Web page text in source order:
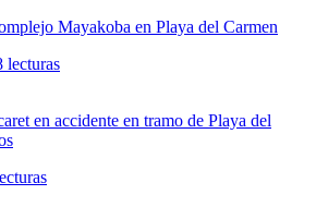
Mayakoba en Playa del Carmen
lecturas
en accidente en tramo de Playa del